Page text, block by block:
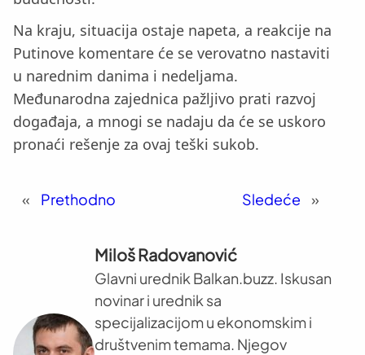
Na kraju, situacija ostaje napeta, a reakcije na
Putinove komentare će se verovatno nastaviti
u narednim danima i nedeljama.
Međunarodna zajednica pažljivo prati razvoj
događaja, a mnogi se nadaju da će se uskoro
pronaći rešenje za ovaj teški sukob.
« Prethodno Sledeće »
Miloš Radovanović
Glavni urednik Balkan.buzz. Iskusan
novinar i urednik sa
specijalizacijom u ekonomskim i
društvenim temama. Njegov